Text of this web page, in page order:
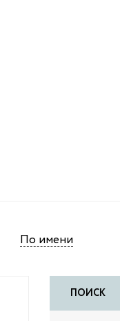
По имени
ПОИСК